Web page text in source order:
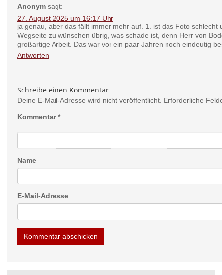
Anonym sagt:
27. August 2025 um 16:17 Uhr
ja genau, aber das fällt immer mehr auf. 1. ist das Foto schlecht
Wegseite zu wünschen übrig, was schade ist, denn Herr von
großartige Arbeit. Das war vor ein paar Jahren noch eindeutig
Antworten
Schreibe einen Kommentar
Deine E-Mail-Adresse wird nicht veröffentlicht. Erforderliche
Kommentar *
Name
E-Mail-Adresse